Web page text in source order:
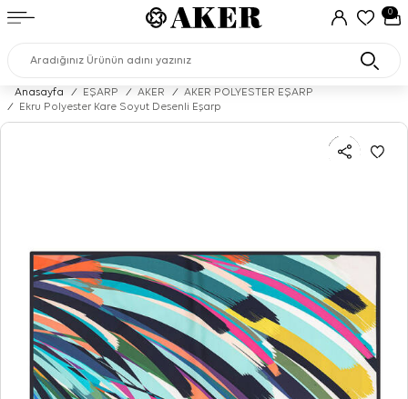
0
Anasayfa / EŞARP / AKER /
AKER POLYESTER EŞARP
/
Ekru Polyester Kare Soyut Desenli Eşarp